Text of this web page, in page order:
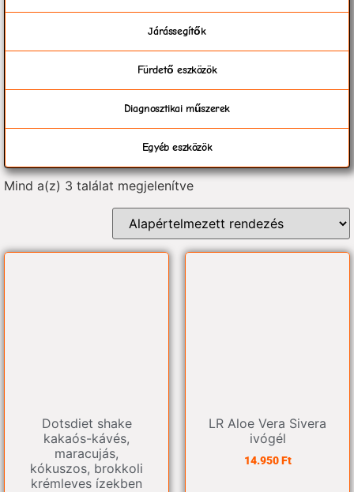
Járássegítők
Fürdető eszközök
Diagnosztikai műszerek
Egyéb eszközök
Mind a(z) 3 találat megjelenítve
Dotsdiet shake
kakaós-kávés,
maracujás,
kókuszos, brokkoli
krémleves ízekben
LR Aloe Vera Sivera
ivógél
14.950Ft